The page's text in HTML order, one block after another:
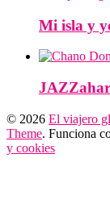
Mi isla y
© 2026 El viajero
Theme. Funciona
y cookies